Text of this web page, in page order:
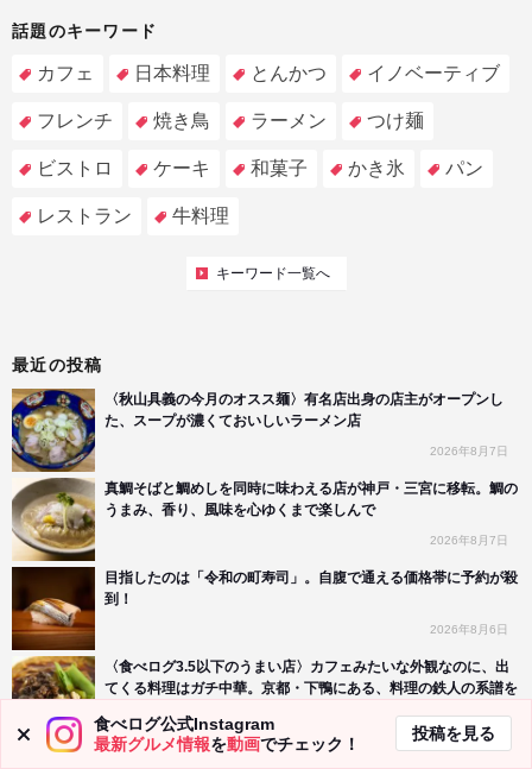
話題のキーワード
カフェ 日本料理 とんかつ イノベーティブ
フレンチ 焼き鳥 ラーメン つけ麺
ビストロ ケーキ 和菓子 かき氷 パン
レストラン 牛料理
キーワード一覧へ
最近の投稿
〈秋山具義の今月のオスス麺〉有名店出身の店主がオープンし
た、スープが濃くておいしいラーメン店
2026年8月7日
真鯛そばと鯛めしを同時に味わえる店が神戸・三宮に移転。鯛の
うまみ、香り、風味を心ゆくまで楽しんで
2026年8月7日
目指したのは「令和の町寿司」。自腹で通える価格帯に予約が殺
到！
2026年8月6日
〈食べログ3.5以下のうまい店〉カフェみたいな外観なのに、出
てくる料理はガチ中華。京都・下鴨にある、料理の鉄人の系譜を
2026年8月6日
食べログ公式Instagram
最新グルメ情報を動画でチェック！
投稿を見る